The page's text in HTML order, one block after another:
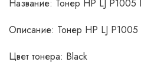
Название: Тонер HP LJ P1005
Описание: Тонер HP LJ P1005
Цвет тонера: Black